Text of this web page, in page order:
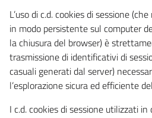
L’uso di c.d. cookies di sessione
in modo persistente sul computer
la chiusura del browser) è
trasmissione di identificativi di
casuali generati dal server)
l’esplorazione sicura ed efficiente
I c.d. cookies di sessione utilizzati